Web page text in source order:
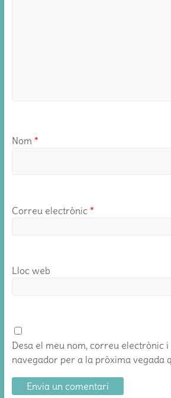
Nom *
Correu electrònic *
Lloc web
Desa el meu nom, correu electrònic
navegador per a la pròxima vegada